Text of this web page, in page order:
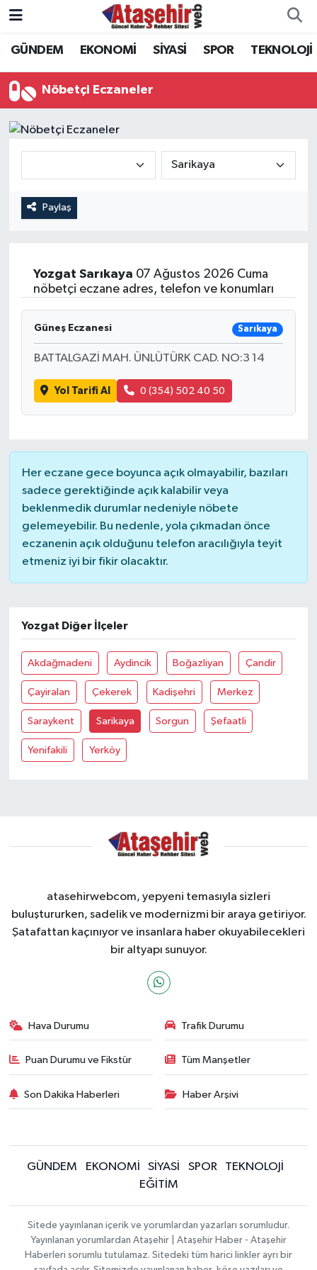
GÜNDEM EKONOMİ SİYASİ SPOR TEKNOLOJİ
Nöbetçi Eczaneler
Paylaş
Yozgat Sarıkaya 07 Ağustos 2026 Cuma
nöbetçi eczane adres, telefon ve konumları
Güneş Eczanesi Sarıkaya
BATTALGAZİ MAH. ÜNLÜTÜRK CAD. NO:3 14
Yol Tarifi Al 0 (354) 502 40 50
Her eczane gece boyunca açık olmayabilir, bazıları
sadece gerektiğinde açık kalabilir veya
beklenmedik durumlar nedeniyle nöbete
gelemeyebilir. Bu nedenle, yola çıkmadan önce
eczanenin açık olduğunu telefon aracılığıyla teyit
etmeniz iyi bir fikir olacaktır.
Yozgat Diğer İlçeler
Akdağmadeni Aydincik Boğazliyan Çandir
Çayiralan Çekerek Kadişehri Merkez
Saraykent Sarikaya Sorgun Şefaatli
Yenifakili Yerköy
atasehirwebcom, yepyeni temasıyla sizleri
buluştururken, sadelik ve modernizmi bir araya getiriyor.
Şatafattan kaçınıyor ve insanlara haber okuyabilecekleri
bir altyapı sunuyor.
Hava Durumu Trafik Durumu
Puan Durumu ve Fikstür Tüm Manşetler
Son Dakika Haberleri Haber Arşivi
GÜNDEM EKONOMİ SİYASİ SPOR
TEKNOLOJİ
EĞİTİM
Sitede yayınlanan içerik ve yorumlardan yazarları sorumludur.
Yayınlanan yorumlardan Ataşehir | Ataşehir Haber - Ataşehir
Haberleri sorumlu tutulamaz. Sitedeki tüm harici linkler ayrı bir
Hava Durumu
Trafik Durumu
Süper Lig Puan Durumu ve Fikstür
Son Dakika Haberleri